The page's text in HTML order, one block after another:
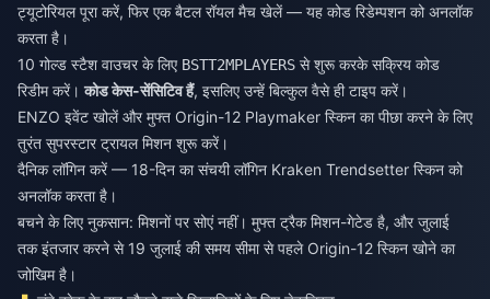
ट्यूटोरियल पूरा करें, फिर एक बैटल रॉयल मैच खेलें — यह कोड रिडेम्पशन को अनलॉक
करता है।
10 गोल्ड स्टैश वाउचर के लिए BSTT2MPLAYERS से शुरू करके सक्रिय कोड
रिडीम करें।कोड केस-सेंसिटिव हैं, इसलिए उन्हें बिल्कुल वैसे ही टाइप करें।
ENZO इवेंट खोलें और मुफ्त Origin-12 Playmaker स्किन का पीछा करने के लिए
तुरंत सुपरस्टार ट्रायल मिशन शुरू करें।
दैनिक लॉगिन करें — 18-दिन का संचयी लॉगिन Kraken Trendsetter स्किन को
अनलॉक करता है।
बचने के लिए नुकसान: मिशनों पर सोएं नहीं। मुफ्त ट्रैक मिशन-गेटेड है, और जुलाई
तक इंतजार करने से 19 जुलाई की समय सीमा से पहले Origin-12 स्किन खोने का
जोखिम है।